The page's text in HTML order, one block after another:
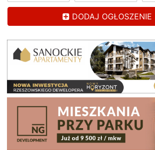
DODAJ OGŁOSZENIE